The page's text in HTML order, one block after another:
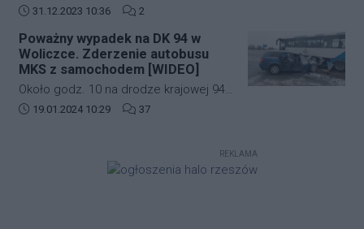
Polski kilkanaście dni temu mogli
Świadkowie zdarzenia twierdzą, że
najpierw usłyszeli głośny huk, a
następnie zobaczyli jasną kulę ognia,
która przeleciała przez niebo.
Data dodania artykułu:
31.12.2023 10:36 Liczba komentarzy artykułu:
2
Poważny wypadek na DK 94 w
Woliczce. Zderzenie autobusu
MKS z samochodem [WIDEO]
Około godz. 10 na drodze krajowej 94
w Woliczce w gminie Świlcza doszło
Data dodania artykułu:
19.01.2024 10:29 Liczba komentarzy artykułu:
37
REKLAMA